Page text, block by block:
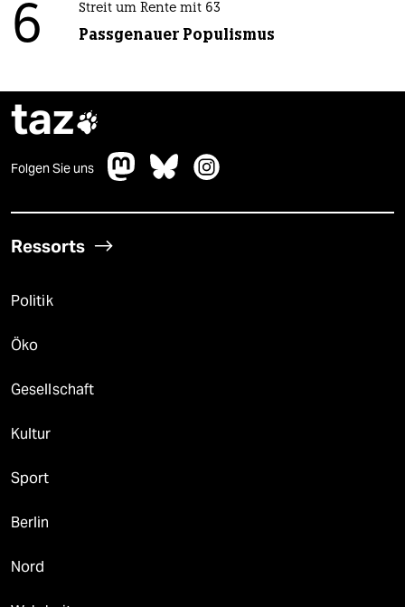
6 Streit um Rente mit 63
Passgenauer Populismus
taz
Folgen Sie uns
Ressorts
Politik
Öko
Gesellschaft
Kultur
Sport
Berlin
Nord